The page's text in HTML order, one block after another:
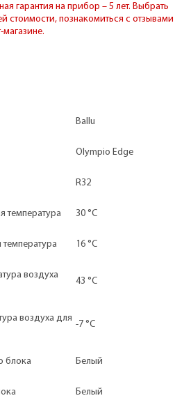
гарантия на прибор – 5 лет. Выбрать
стоимости, познакомиться с
Ballu
Olympio Edge
R32
температура 30 °С
16 °С
воздуха
43 °С
воздуха для
-7 °С
блока Белый
Белый